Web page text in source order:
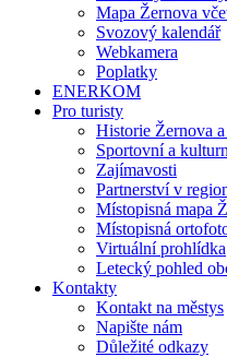
Mapa Žernova
Svozový kalendář
Webkamera
Poplatky
ENERKOM
Pro turisty
Historie Žernova
Sportovní a
Zajímavosti
Partnerství v
Místopisná mapa
Místopisná
Virtuální prohlídka
Letecký pohled
Kontakty
Kontakt na městys
Napište nám
Důležité odkazy